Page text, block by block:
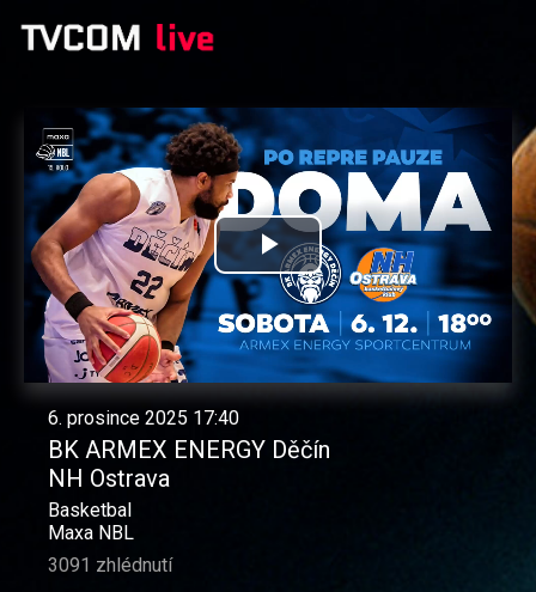
Přehrát
video
6. prosince 2025 17:40
BK ARMEX ENERGY Děčín
NH Ostrava
Basketbal
Maxa NBL
3091 zhlédnutí